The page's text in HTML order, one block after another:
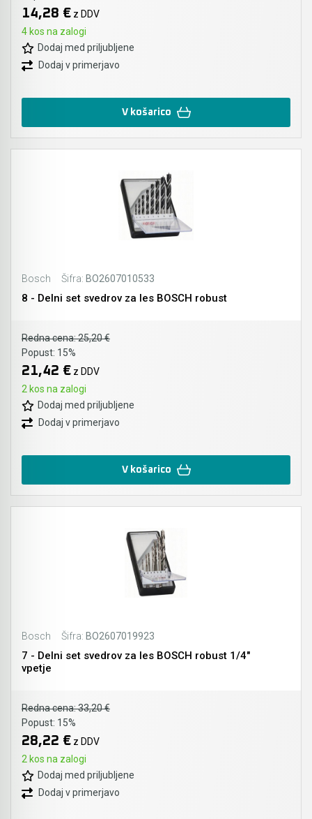
14,28 € z DDV
4 kos na zalogi
Dodaj med priljubljene
Dodaj v primerjavo
V košarico
Bosch Šifra: BO2607010533
8 - Delni set svedrov za les BOSCH robust
Redna cena:25,20 €
Popust: 15%
21,42 € z DDV
2 kos na zalogi
Dodaj med priljubljene
Dodaj v primerjavo
V košarico
Bosch Šifra: BO2607019923
7 - Delni set svedrov za les BOSCH robust 1/4"
vpetje
Redna cena:33,20 €
Popust: 15%
28,22 € z DDV
2 kos na zalogi
Dodaj med priljubljene
Dodaj v primerjavo
Akumulatorski vezalci in rezalniki armature &
navojnih palic
Akumulatorska mikrovalovna pečica
Akumulatorski čistilniki